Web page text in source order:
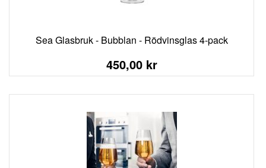
Sea Glasbruk - Bubblan - Rödvinsglas 4-pack
450,00 kr